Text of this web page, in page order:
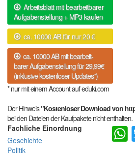
Arbeitsblatt mit bearbeitbarer
Aufgabenstellung + MP3 kaufen
ca. 10000 AB für nur 20 €
ca. 10000 AB mit bearbeit-
barer Aufgabenstellung für 29,99€
(inklusive kostenloser Updates*)
* nur mit einem Account auf eduki.com
Der Hinweis"Kostenloser Download von
bei den Dateien der Kaufpakete nicht enthalten.
Fachliche Einordnung
Geschichte
Politik